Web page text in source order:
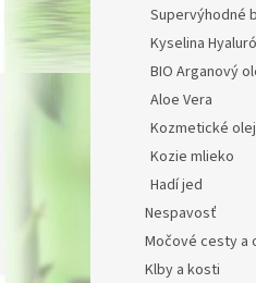
Supervýhodné
Kyselina
BIO Arganový
Aloe Vera
Kozmetické
Kozie mlieko
Hadí jed
Nespavosť
Močové cesty a
Klby a kosti